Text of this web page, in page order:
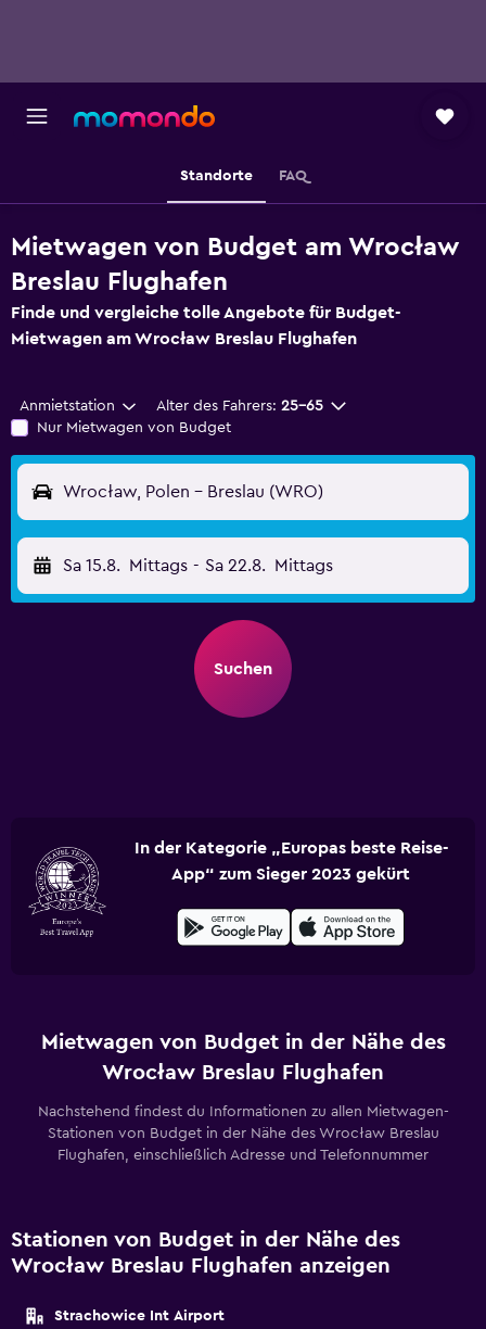
Standorte FAQ
Mietwagen von Budget am Wrocław
Breslau Flughafen
Finde und vergleiche tolle Angebote für Budget-
Mietwagen am Wrocław Breslau Flughafen
Anmietstation Alter des Fahrers: 25-65
Nur Mietwagen von Budget
Wrocław, Polen - Breslau (WRO)
Sa 15.8. Mittags - Sa 22.8. Mittags
Suchen
In der Kategorie „Europas beste Reise-
App“ zum Sieger 2023 gekürt
Mietwagen von Budget in der Nähe des
Wrocław Breslau Flughafen
Nachstehend findest du Informationen zu allen Mietwagen-
Stationen von Budget in der Nähe des Wrocław Breslau
Flughafen, einschließlich Adresse und Telefonnummer
Stationen von Budget in der Nähe des
Wrocław Breslau Flughafen anzeigen
Strachowice Int Airport